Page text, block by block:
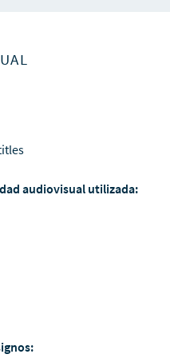
audiovisual utilizada: